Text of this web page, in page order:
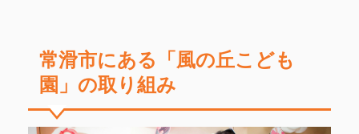
常滑市にある「風の丘こども
園」の取り組み